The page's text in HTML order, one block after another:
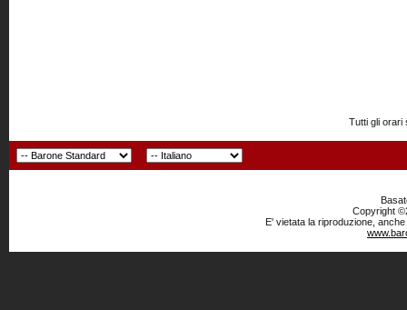
Tutti gli orari
Copyright
E' vietata la riproduzione,